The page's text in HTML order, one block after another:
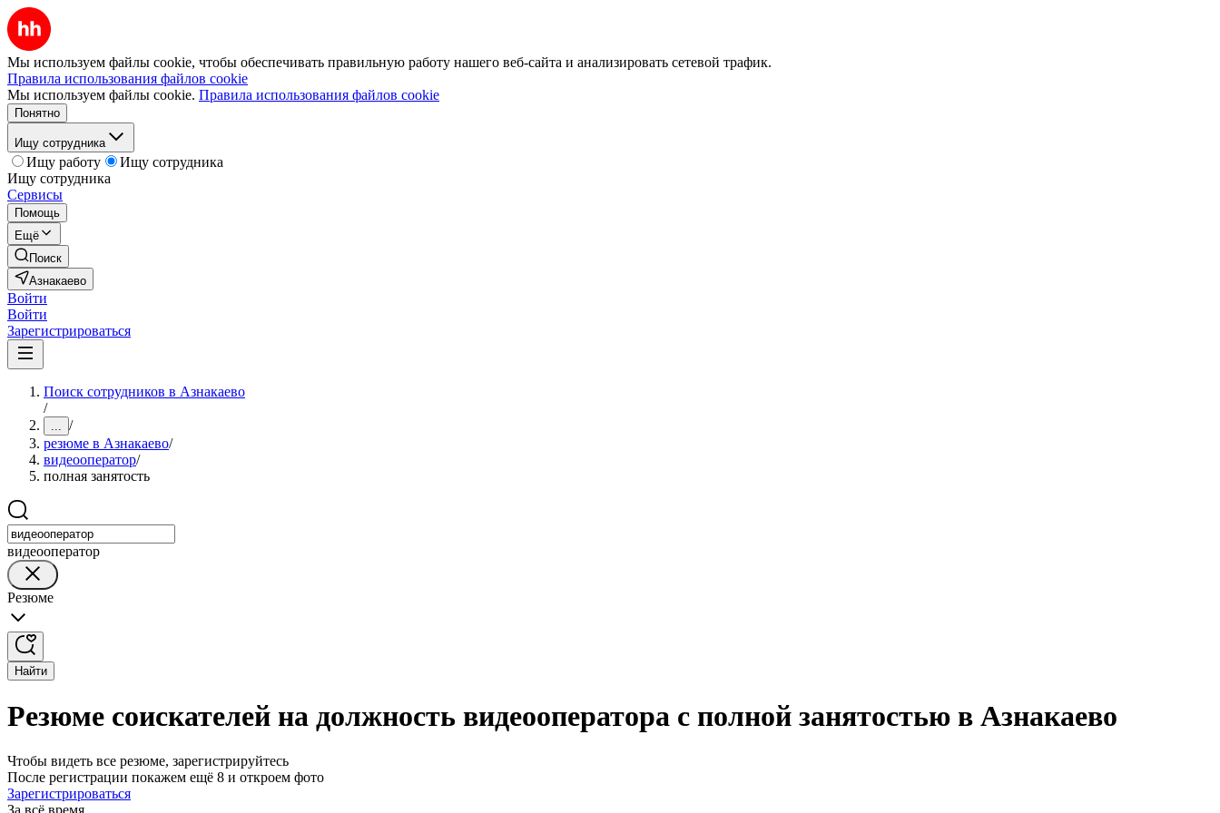
Мы используем файлы cookie, чтобы обеспечивать правильную работу нашего веб-сайта и анализировать сетевой трафик.
Правила использования файлов cookie
Мы используем файлы cookie. Правила использования файлов cookie
Понятно
Ищу сотрудника
Ищу работу
Ищу сотрудника
Ищу сотрудника
Сервисы
Помощь
Ещё
Поиск
Азнакаево
Войти
Войти
Зарегистрироваться
Поиск сотрудников в Азнакаево
/
... /
резюме в Азнакаево/
видеооператор/
полная занятость
видеооператор
Резюме
Найти
Резюме соискателей на должность видеооператора с полной занятостью в Азнакаево
Чтобы видеть все резюме, зарегистрируйтесь
После регистрации покажем ещё 8 и откроем фото
Зарегистрироваться
За всё время